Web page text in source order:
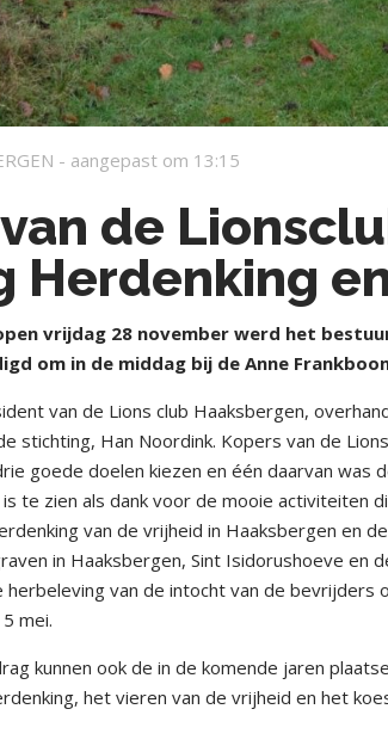
- aangepast om 13:15
de
Herdenking
vrijdag 28 november werd het
om in de middag bij de Anne
van de Lions club Haaksbergen,
stichting, Han Noordink. Kopers van de
goede doelen kiezen en één daarvan was
te zien als dank voor de mooie activiteiten
van de vrijheid in Haaksbergen en
in Haaksbergen, Sint Isidorushoeve en
herbeleving van de intocht van de
mei.
kunnen ook de in de komende jaren
het vieren van de vrijheid en het